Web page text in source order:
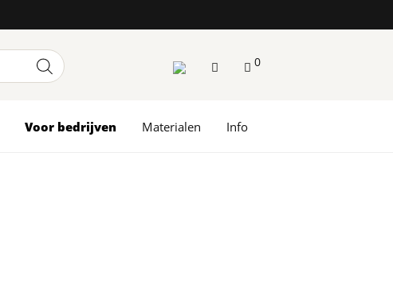
Voor bedrijven Materialen Info
0